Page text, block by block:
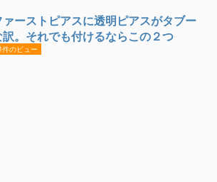
ァーストピアスに透明ピアスがタブー
訳。それでも付けるならこの２つ
件のビュー